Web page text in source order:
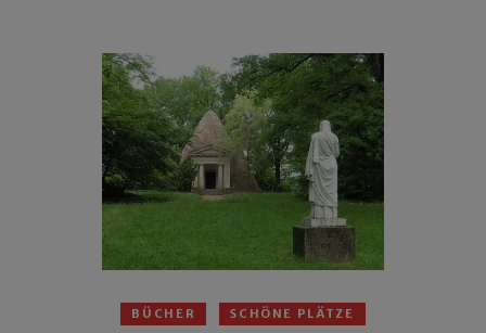
BÜCHER SCHÖNE PLÄTZE